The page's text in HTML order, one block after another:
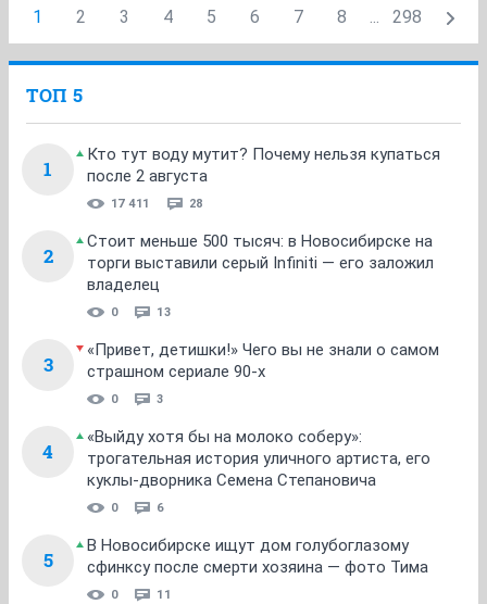
1 2 3 4 5 6 7 8 ... 298
ТОП 5
1
Кто тут воду мутит? Почему нельзя купаться
после 2 августа
17 411 28
2
Стоит меньше 500 тысяч: в Новосибирске на
торги выставили серый Infiniti — его заложил
владелец
0 13
3
«Привет, детишки!» Чего вы не знали о самом
страшном сериале 90-х
0 3
4
«Выйду хотя бы на молоко соберу»:
трогательная история уличного артиста, его
куклы-дворника Семена Степановича
0 6
5
В Новосибирске ищут дом голубоглазому
сфинксу после смерти хозяина — фото Тима
0 11